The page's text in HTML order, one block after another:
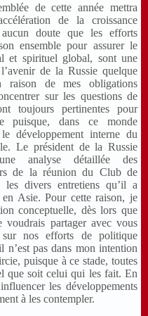
de cette année mettra
de la croissance
doute que les efforts
ensemble pour assurer le
et spirituel global, sont une
de la Russie quelque
de mes obligations
sur les questions de
toujours pertinentes pour
puisque, dans ce monde
développement interne du
Le président de la Russie
analyse détaillée des
de la réunion du Club de
divers entretiens qu’il a
Asie. Pour cette raison, je
conceptuelle, dès lors que
partager avec vous
sur nos efforts de politique
n’est pas dans mon intention
puisque à ce stade, toutes
que soit celui qui les fait. En
les développements
à les contempler.